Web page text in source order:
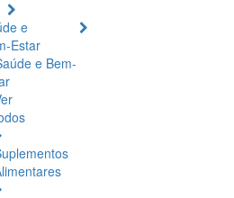
e
Estar
e Bem-